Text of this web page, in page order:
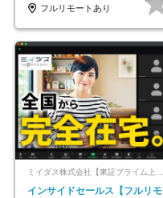
フルリモートあり
インサイドセールス【フルリモ